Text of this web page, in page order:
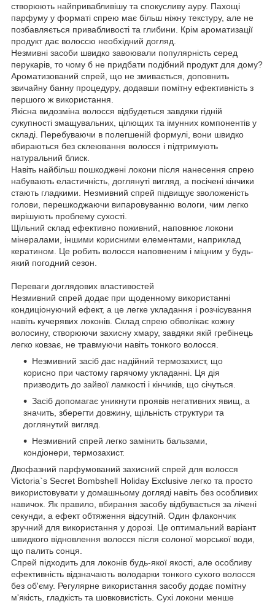
створюють найпривабливішу та спокусливу ауру. Пахощі
парфуму у форматі спрею має більш ніжну текстуру, але не
позбавляється привабливості та глибини. Крім ароматизації
продукт дає волоссю необхідний догляд.
Незмивні засоби швидко завоювали популярність серед
перукарів, то чому б не придбати подібний продукт для дому?
Ароматизований спрей, що не змивається, доповнить
звичайну банну процедуру, додавши помітну ефективність з
першого ж використання.
Якісна видозміна волосся відбудеться завдяки гідній
сукупності змащувальних, цілющих та імунних компонентів у
складі. Перебуваючи в полегшеній формулі, вони швидко
вбираються без склеювання волосся і підтримують
натуральний блиск.
Навіть найбільш пошкоджені локони після нанесення спрею
набувають еластичність, доглянуті вигляд, а посічені кінчики
стають гладкими. Незмивний спрей підвищує зволоженість
голови, перешкоджаючи випаровуванню вологи, чим легко
вирішують проблему сухості.
Щільний склад ефективно поживний, наповнює локони
мінералами, іншими корисними елементами, наприклад
кератином. Це робить волосся наповненим і міцним у будь-
який погодний сезон.
Переваги доглядових властивостей
Незмивний спрей додає при щоденному використанні
кондиціонуючий ефект, а це легке укладання і розчісування
навіть кучерявих локонів. Склад спрею обволікає кожну
волосину, створюючи захисну хмару, завдяки якій гребінець
легко ковзає, не травмуючи навіть тонкого волосся.
Незмивний засіб дає надійний термозахист, що
корисно при частому гарячому укладанні. Ця дія
призводить до зайвої ламкості і кінчиків, що січуться.
Засіб допомагає уникнути проявів негативних явищ, а
значить, зберегти довжину, щільність структури та
доглянутий вигляд.
Незмивний спрей легко замінить бальзами,
кондіонери, термозахист.
Двофазний парфумований захисний спрей для волосся
Victoria`s Secret Bombshell Holiday Exclusive легко та просто
використовувати у домашньому догляді навіть без особливих
навичок. Як правило, вбирання засобу відбувається за лічені
секунди, а ефект обтяження відсутній. Один флакончик
зручний для використання у дорозі. Це оптимальний варіант
швидкого відновлення волосся після солоної морської води,
що палить сонця.
Спрей підходить для локонів будь-якої якості, але особливу
ефективність відзначають володарки тонкого сухого волосся
без об'єму. Регулярне використання засобу додає помітну
м'якість, гладкість та шовковистість. Сухі локони менше